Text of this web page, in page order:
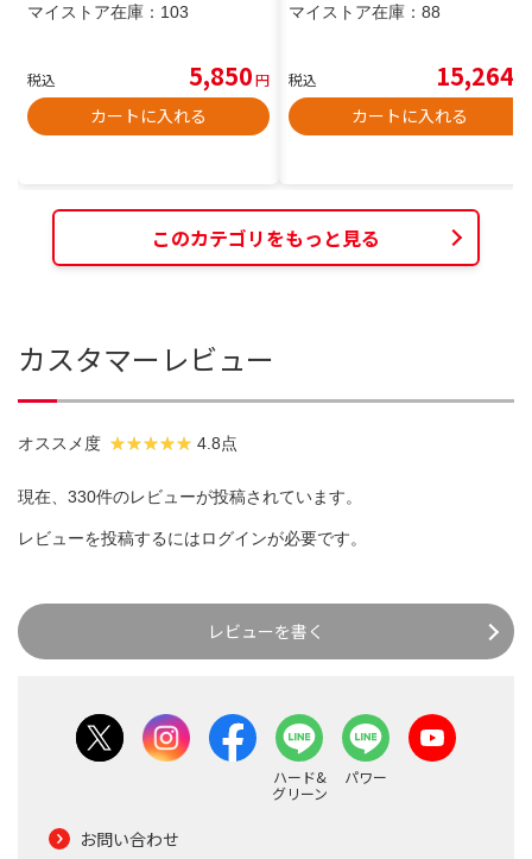
マイストア在庫： 103
税込 5,850円
カートに入れる
マイストア在庫： 88
税込 15,264
カートに入れる
このカテゴリをもっと見る
カスタマーレビュー
オススメ度 4.8点
現在、330件のレビューが投稿されています。
レビューを投稿するにはログインが必要です。
レビューを書く
ハード&
グリーン
パワー
お問い合わせ